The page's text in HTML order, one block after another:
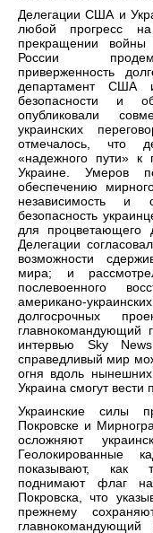
Делегации США и
любой прогресс
прекращении войны
России
приверженность
департамент США
безопасности и
опубликовали
украинских
отмечалось, что
«надежного пути»
Украине. Умеров
обеспечению
независимость и
безопасность
для процветающего
Делегации
возможности
мира; и
послевоенного
американо-
долгосрочных
главнокомандующий
интервью Sky
справедливый мир
огня вдоль
Украина смогут вести
Украинские силы
Покровске и
осложняют
Геолокированные
показывают, как
поднимают флаг
Покровска, что
прежнему